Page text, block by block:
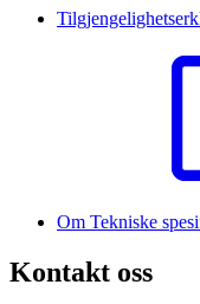
Om Tekniske
Kontakt oss